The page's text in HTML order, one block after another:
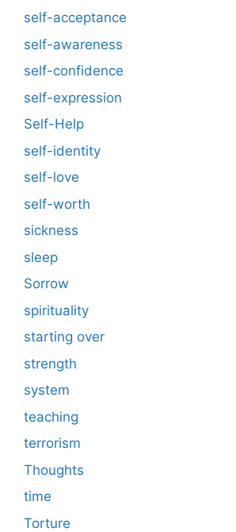
self-acceptance
self-awareness
self-confidence
self-expression
Self-Help
self-identity
self-love
self-worth
sickness
sleep
Sorrow
spirituality
starting over
strength
system
teaching
terrorism
Thoughts
time
Torture